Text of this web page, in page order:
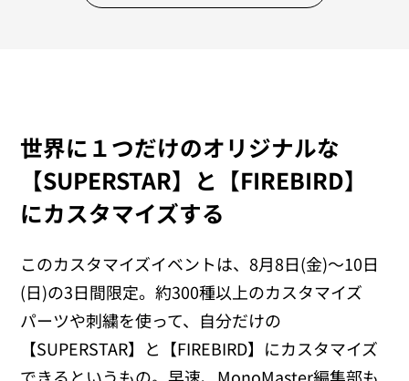
世界に１つだけのオリジナルな
【SUPERSTAR】と【FIREBIRD】
にカスタマイズする
このカスタマイズイベントは、8月8日(金)～10日
(日)の3日間限定。約300種以上のカスタマイズ
パーツや刺繍を使って、自分だけの
【SUPERSTAR】と【FIREBIRD】にカスタマイズ
できるというもの。早速、MonoMaster編集部も